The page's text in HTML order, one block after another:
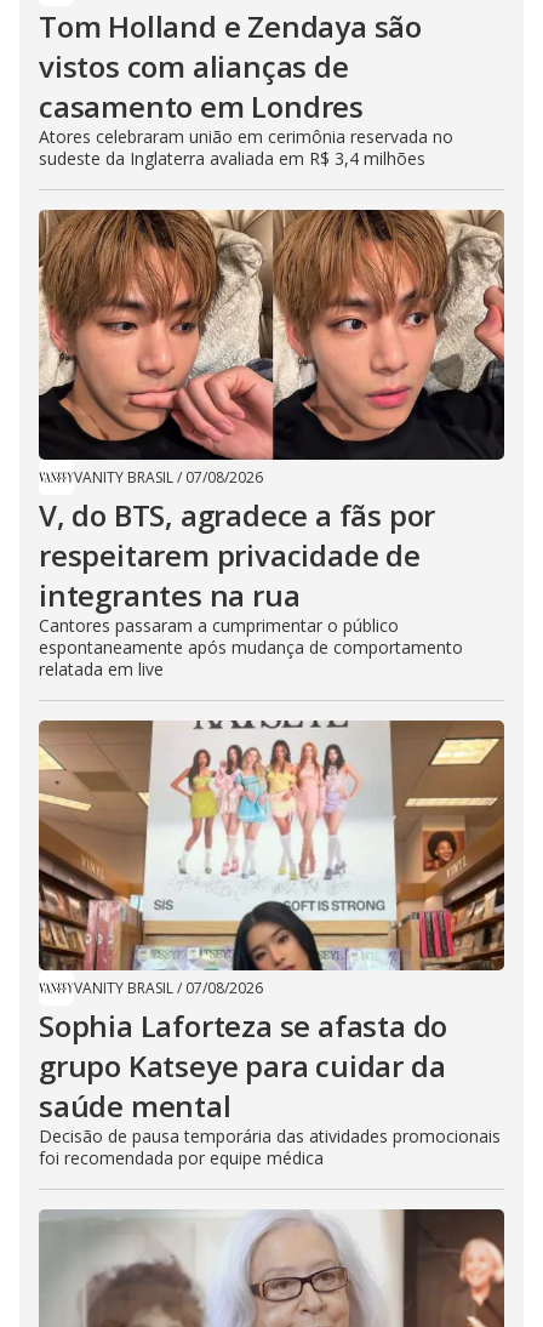
Tom Holland e Zendaya são
vistos com alianças de
casamento em Londres
Atores celebraram união em cerimônia reservada no
sudeste da Inglaterra avaliada em R$ 3,4 milhões
VANITY BRASIL/ 07/08/2026
V, do BTS, agradece a fãs por
respeitarem privacidade de
integrantes na rua
Cantores passaram a cumprimentar o público
espontaneamente após mudança de comportamento
relatada em live
VANITY BRASIL/ 07/08/2026
Sophia Laforteza se afasta do
grupo Katseye para cuidar da
saúde mental
Decisão de pausa temporária das atividades promocionais
foi recomendada por equipe médica